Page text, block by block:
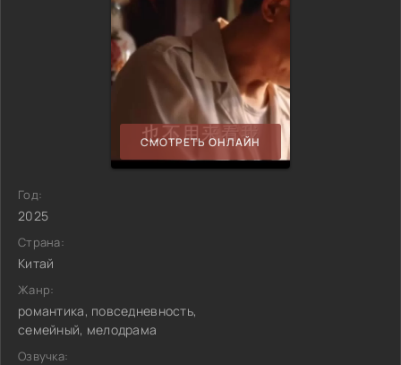
СМОТРЕТЬ ОНЛАЙН
Год:
2025
Страна:
Китай
Жанр:
романтика, повседневность,
семейный, мелодрама
Озвучка: